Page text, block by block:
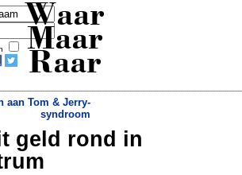
Waar
Maar
Raar
aan Tom & Jerry-
syndroom
Spanjaard vindt mega-paddenstoel
geld rond in